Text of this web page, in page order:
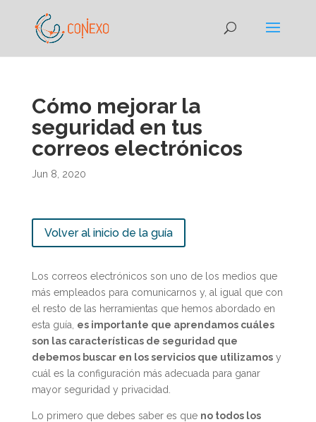
Cómo mejorar la
seguridad en tus
correos electrónicos
Jun 8, 2020
Volver al inicio de la guía
Los correos electrónicos son uno de los medios que
más empleados para comunicarnos y, al igual que con
el resto de las herramientas que hemos abordado en
esta guía, es importante que aprendamos cuáles
son las características de seguridad que
debemos buscar en los servicios que utilizamosy
cuál es la configuración más adecuada para ganar
mayor seguridad y privacidad.
Lo primero que debes saber es que no todos los